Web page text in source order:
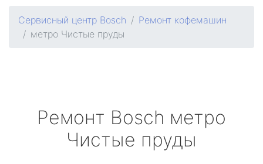
Сервисный центр Bosch
Ремонт кофемашин
метро Чистые пруды
Ремонт Bosch метро
Чистые пруды